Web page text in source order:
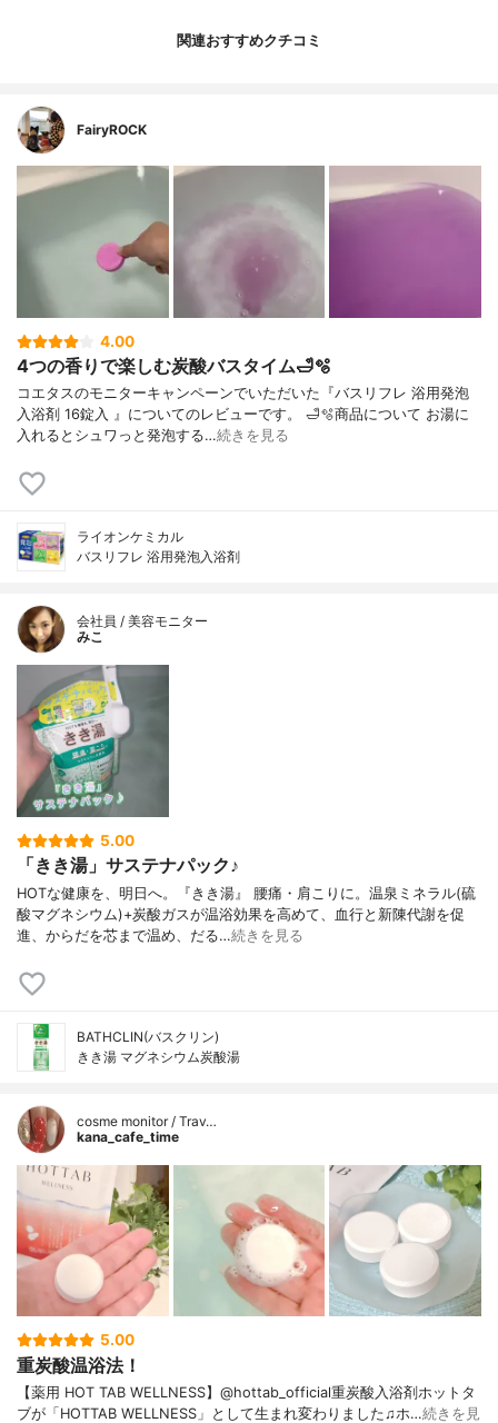
関連おすすめクチコミ
FairyROCK
4.00
4つの香りで楽しむ炭酸バスタイム🛁🫧
コエタスのモニターキャンペーンでいただいた『バスリフレ 浴用発泡
入浴剤 16錠入 』についてのレビューです。 🛁🫧商品について お湯に
入れるとシュワっと発泡する…続きを見る
ライオンケミカル
バスリフレ 浴用発泡入浴剤
会社員 / 美容モニター
みこ
5.00
「きき湯」サステナパック♪
HOTな健康を、明日へ。『きき湯』 腰痛・肩こりに。温泉ミネラル(硫
酸マグネシウム)+炭酸ガスが温浴効果を高めて、血行と新陳代謝を促
進、からだを芯まで温め、だる…続きを見る
BATHCLIN(バスクリン)
きき湯 マグネシウム炭酸湯
cosme monitor / Trav…
kana_cafe_time
5.00
重炭酸温浴法！
【薬用 HOT TAB WELLNESS】@hottab_official重炭酸入浴剤ホットタ
ブが「HOTTAB WELLNESS」として生まれ変わりました♫ホ…続きを見